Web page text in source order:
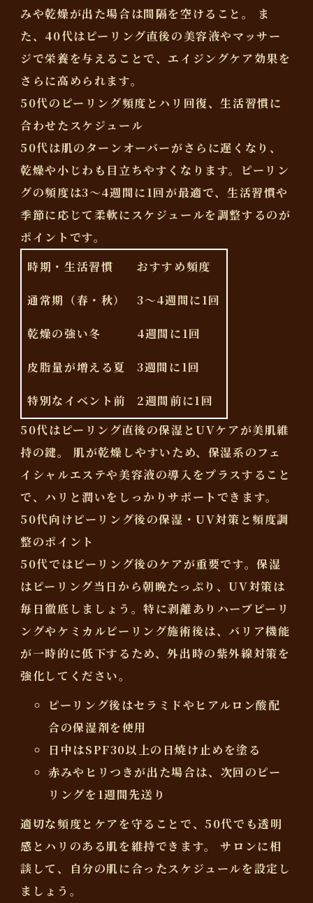
みや乾燥が出た場合は間隔を空けること。
ま
た、40代はピーリング直後の美容液やマッサー
ジで栄養を与えることで、エイジングケア効果を
さらに高められます。
50代のピーリング頻度とハリ回復、生活習慣に
合わせたスケジュール
50代は肌のターンオーバーがさらに遅くなり、
乾燥や小じわも目立ちやすくなります。ピーリン
グの頻度は3～4週間に1回が最適で、生活習慣や
季節に応じて柔軟にスケジュールを調整するのが
ポイントです。
時期・生活習慣
おすすめ頻度
通常期（春・秋） 3～4週間に1回
乾燥の強い冬 4週間に1回
皮脂量が増える夏 3週間に1回
特別なイベント前
2週間前に1回
50代はピーリング直後の保湿とUVケアが美肌維
持の鍵。
肌が乾燥しやすいため、保湿系のフェ
イシャルエステや美容液の導入をプラスすること
で、ハリと潤いをしっかりサポートできます。
50代向けピーリング後の保湿・UV対策と頻度調
整のポイント
50代ではピーリング後のケアが重要です。保湿
はピーリング当日から朝晩たっぷり、UV対策は
毎日徹底 しましょう。特に剥離ありハーブピーリ
ングやケミカルピーリング施術後は、バリア機能
が一時的に低下するため、外出時の紫外線対策を
強化してください。
ピーリング後はセラミドやヒアルロン酸配
合の保湿剤を使用
日中はSPF30以上の日焼け止めを塗る
赤みやヒリつきが出た場合は、次回のピー
リングを1週間先送り
適切な頻度とケアを守ることで、50代でも透明
感とハリのある肌を維持できます。
サロンに相
談して、自分の肌に合ったスケジュールを設定し
ましょう。